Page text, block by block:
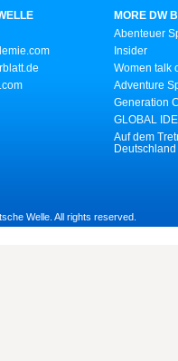
MORE DW
Abenteuer
Insider
Women talk
Adventure
Generation
GLOBAL
Auf dem
Deutschland
Welle. All rights reserved.